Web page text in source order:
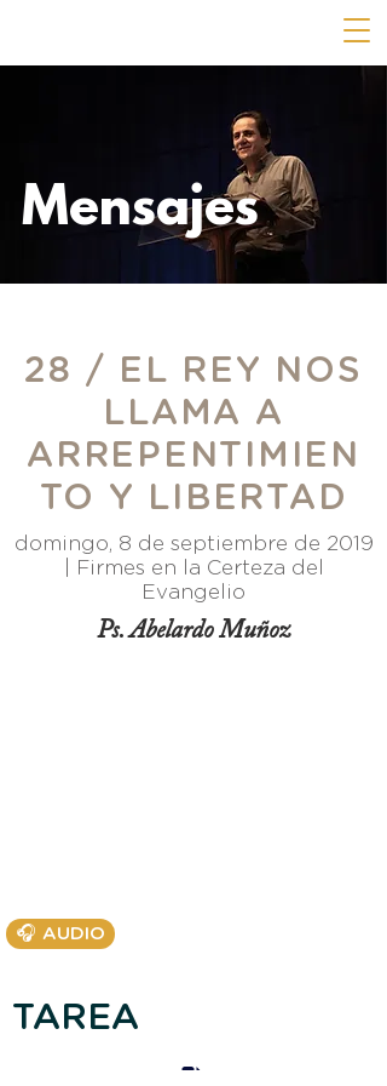
Mensajes
28 / EL REY NOS
LLAMA A
ARREPENTIMIEN
TO Y LIBERTAD
domingo, 8 de septiembre de 2019
Firmes en la Certeza del
Evangelio
Ps. Abelardo Muñoz
🎧 AUDIO
TAREA